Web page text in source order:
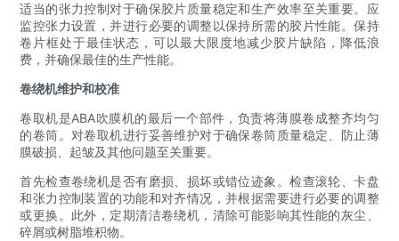
适当的张力控制对于确保胶片质量稳定和生产效率至关重要。应
监控张力设置，并进行必要的调整以保持所需的胶片性能。保持
卷片框处于最佳状态，可以最大限度地减少胶片缺陷，降低浪
费，并确保最佳的生产性能。
卷绕机维护和校准
卷取机是ABA吹膜机的最后一个部件，负责将薄膜卷成整齐均匀
的卷筒。对卷取机进行妥善维护对于确保卷筒质量稳定、防止薄
膜破损、起皱及其他问题至关重要。
首先检查卷绕机是否有磨损、损坏或错位迹象。检查滚轮、卡盘
和张力控制装置的功能和对齐情况，并根据需要进行必要的调整
或更换。此外，定期清洁卷绕机，清除可能影响其性能的灰尘、
碎屑或树脂堆积物。